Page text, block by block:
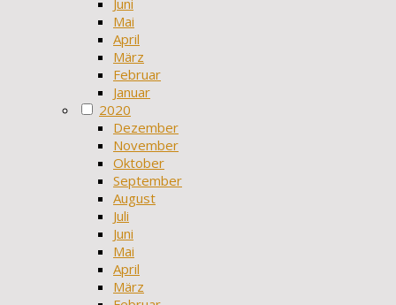
Juni
Mai
April
März
Februar
Januar
2020
Dezember
November
Oktober
September
August
Juli
Juni
Mai
April
März